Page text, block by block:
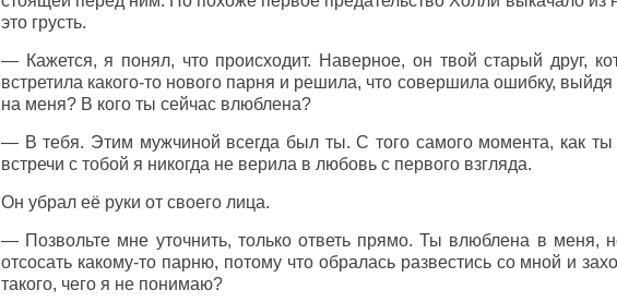
это грусть.
— Кажется, я понял, что происходит. Наверное, он твой старый друг,
встретила какого-то нового парня и решила, что совершила ошибку,
на меня? В кого ты сейчас влюблена?
— В тебя. Этим мужчиной всегда был ты. С того самого момента, как
встречи с тобой я никогда не верила в любовь с первого взгляда.
Он убрал её руки от своего лица.
— Позвольте мне уточнить, только ответь прямо. Ты влюблена в меня,
отсосать какому-то парню, потому что обралась развестись со мной и
такого, чего я не понимаю?